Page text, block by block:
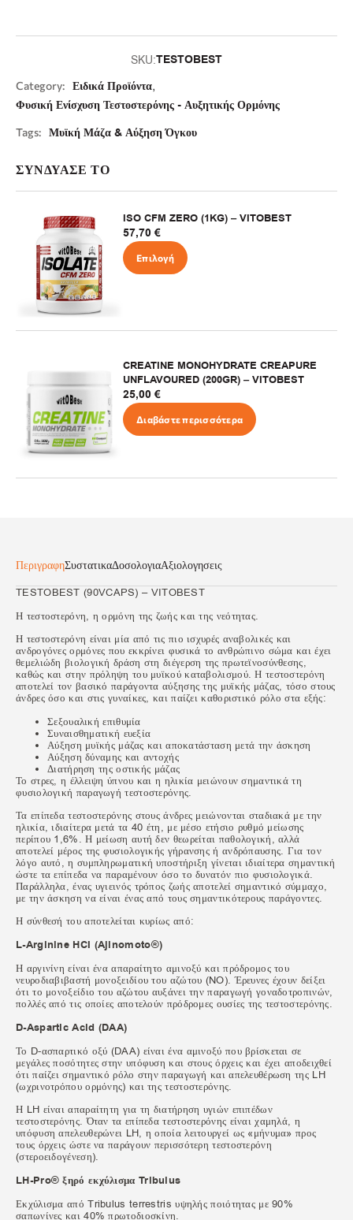
SKU:TESTOBEST
Category: Ειδικά Προϊόντα,
Φυσική Ενίσχυση Τεστοστερόνης - Αυξητικής Ορμόνης
Tags: Μυϊκή Μάζα & Αύξηση Όγκου
ΣΥΝΔΥΑΣΕ ΤΟ
ISO CFM ZERO (1KG) – VITOBEST
57,70 €
Επιλογή
CREATINE MONOHYDRATE CREAPURE
UNFLAVOURED (200GR) – VITOBEST
25,00 €
Διαβάστε περισσότερα
ΠεριγραφηΣυστατικαΔοσολογιαΑξιολογησεις
TESTOBEST (90VCAPS) – VITOBEST
Η τεστοστερόνη, η ορμόνη της ζωής και της νεότητας.
Η τεστοστερόνη είναι μία από τις πιο ισχυρές αναβολικές και
ανδρογόνες ορμόνες που εκκρίνει φυσικά το ανθρώπινο σώμα και έχει
θεμελιώδη βιολογική δράση στη διέγερση της πρωτεϊνοσύνθεσης,
καθώς και στην πρόληψη του μυϊκού καταβολισμού. Η τεστοστερόνη
αποτελεί τον βασικό παράγοντα αύξησης της μυϊκής μάζας, τόσο στους
άνδρες όσο και στις γυναίκες, και παίζει καθοριστικό ρόλο στα εξής:
Σεξουαλική επιθυμία
Συναισθηματική ευεξία
Αύξηση μυϊκής μάζας και αποκατάσταση μετά την άσκηση
Αύξηση δύναμης και αντοχής
Διατήρηση της οστικής μάζας
Το στρες, η έλλειψη ύπνου και η ηλικία μειώνουν σημαντικά τη
φυσιολογική παραγωγή τεστοστερόνης.
Τα επίπεδα τεστοστερόνης στους άνδρες μειώνονται σταδιακά με την
ηλικία, ιδιαίτερα μετά τα 40 έτη, με μέσο ετήσιο ρυθμό μείωσης
περίπου 1,6%. Η μείωση αυτή δεν θεωρείται παθολογική, αλλά
αποτελεί μέρος της φυσιολογικής γήρανσης ή ανδρόπαυσης. Για τον
λόγο αυτό, η συμπληρωματική υποστήριξη γίνεται ιδιαίτερα σημαντική
ώστε τα επίπεδα να παραμένουν όσο το δυνατόν πιο φυσιολογικά.
Παράλληλα, ένας υγιεινός τρόπος ζωής αποτελεί σημαντικό σύμμαχο,
με την άσκηση να είναι ένας από τους σημαντικότερους παράγοντες.
Η σύνθεσή του αποτελείται κυρίως από:
L-Arginine HCI (Ajinomoto®)
Η αργινίνη είναι ένα απαραίτητο αμινοξύ και πρόδρομος του
νευροδιαβιβαστή μονοξειδίου του αζώτου (NO). Έρευνες έχουν δείξει
ότι το μονοξείδιο του αζώτου αυξάνει την παραγωγή γοναδοτροπινών,
πολλές από τις οποίες αποτελούν πρόδρομες ουσίες της τεστοστερόνης.
D-Aspartic Acid (DAA)
Το D-ασπαρτικό οξύ (DAA) είναι ένα αμινοξύ που βρίσκεται σε
μεγάλες ποσότητες στην υπόφυση και στους όρχεις και έχει αποδειχθεί
ότι παίζει σημαντικό ρόλο στην παραγωγή και απελευθέρωση της LH
(ωχρινοτρόπου ορμόνης) και της τεστοστερόνης.
Η LH είναι απαραίτητη για τη διατήρηση υγιών επιπέδων
τεστοστερόνης. Όταν τα επίπεδα τεστοστερόνης είναι χαμηλά, η
υπόφυση απελευθερώνει LH, η οποία λειτουργεί ως «μήνυμα» προς
τους όρχεις ώστε να παράγουν περισσότερη τεστοστερόνη
(στεροειδογένεση).
LH-Pro® ξηρό εκχύλισμα Tribulus
Εκχύλισμα από Tribulus terrestris υψηλής ποιότητας με 90%
σαπωνίνες και 40% πρωτοδιοσκίνη.